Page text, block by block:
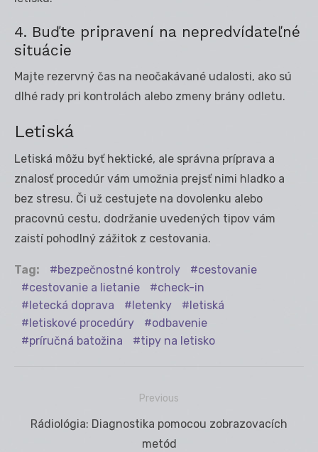
4. Buďte pripravení na nepredvídateľné
situácie
Majte rezervný čas na neočakávané udalosti, ako sú
dlhé rady pri kontrolách alebo zmeny brány odletu.
Letiská
Letiská môžu byť hektické, ale správna príprava a
znalosť procedúr vám umožnia prejsť nimi hladko a
bez stresu. Či už cestujete na dovolenku alebo
pracovnú cestu, dodržanie uvedených tipov vám
zaistí pohodlný zážitok z cestovania.
Tag: bezpečnostné kontroly
cestovanie
cestovanie a lietanie
check-in
letecká doprava
letenky
letiská
letiskové procedúry
odbavenie
príručná batožina
tipy na letisko
Previous
Previous
Rádiológia: Diagnostika pomocou zobrazovacích
metód